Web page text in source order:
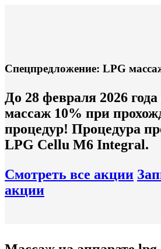
Спецпредложение: LPG
До 28 февраля 2026
массаж 10% при
процедур! Процедура
LPG Cellu M6 Integral.
Смотреть все акции
акции